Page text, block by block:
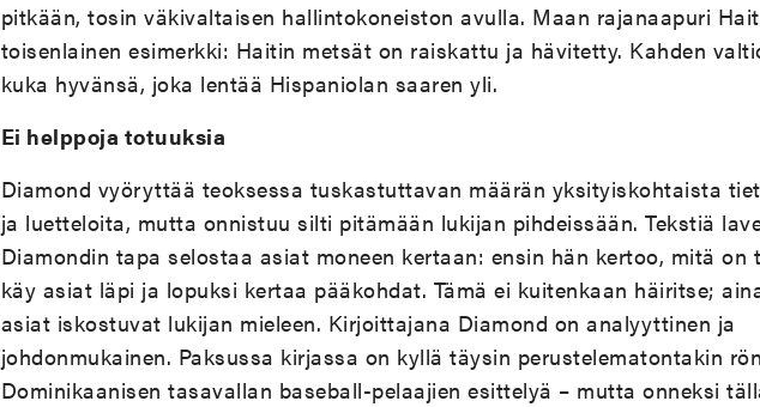
pitkään, tosin väkivaltaisen hallintokoneiston avulla. Maan rajanaapuri
toisenlainen esimerkki: Haitin metsät on raiskattu ja hävitetty. Kahden
kuka hyvänsä, joka lentää Hispaniolan saaren yli.
Ei helppoja totuuksia
Diamond vyöryttää teoksessa tuskastuttavan määrän yksityiskohtaista
ja luetteloita, mutta onnistuu silti pitämään lukijan pihdeissään. Tekstiä
Diamondin tapa selostaa asiat moneen kertaan: ensin hän kertoo, mitä on
käy asiat läpi ja lopuksi kertaa pääkohdat. Tämä ei kuitenkaan häiritse;
asiat iskostuvat lukijan mieleen. Kirjoittajana Diamond on analyyttinen ja
johdonmukainen. Paksussa kirjassa on kyllä täysin perustelematontakin
Dominikaanisen tasavallan baseball-pelaajien esittelyä – mutta onneksi